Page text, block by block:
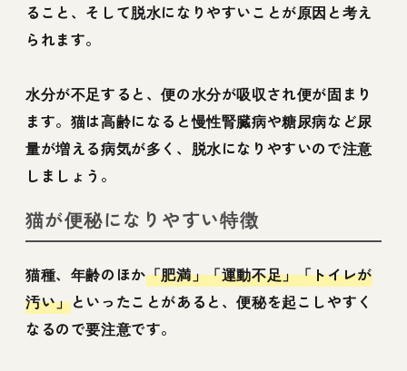
ること、そして脱水になりやすいことが原因と考え
られます。
水分が不足すると、便の水分が吸収され便が固まり
ます。猫は高齢になると慢性腎臓病や糖尿病など尿
量が増える病気が多く、脱水になりやすいので注意
しましょう。
猫が便秘になりやすい特徴
猫種、年齢のほか「肥満」「運動不足」「トイレが
汚い」といったことがあると、便秘を起こしやすく
なるので要注意です。